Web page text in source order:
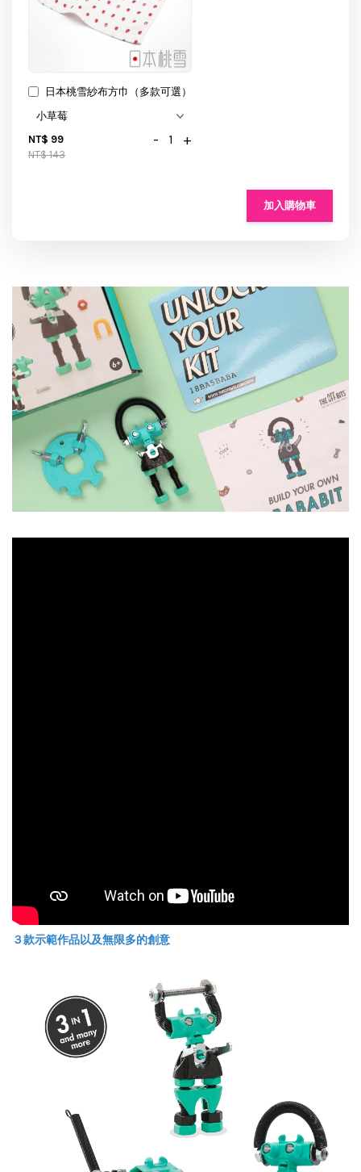
日本桃雪紗布方巾（多款可選）
NT$ 99
NT$ 143
- +
加入購物車
３款示範作品以及無限多的創意